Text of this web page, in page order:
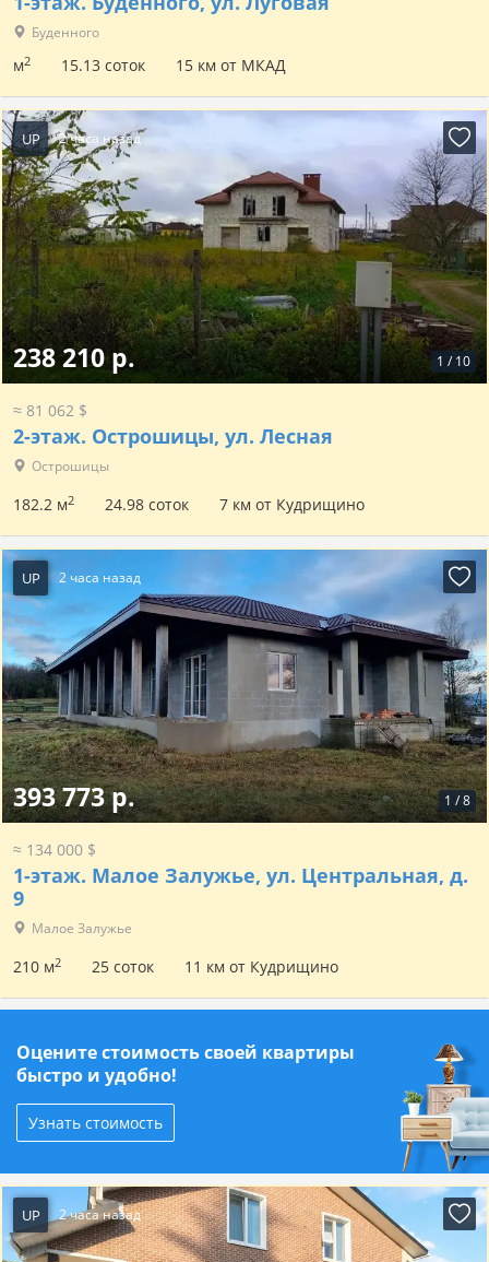
Буденного
м2 15.13 соток 15 км от МКАД
UP 2 часа назад
1 / 10
238 210 р.
≈ 81 062 $
2-этаж. Острошицы, ул. Лесная
Острошицы
182.2 м2 24.98 соток 7 км от Кудрищино
UP 2 часа назад
1 /8
393 773 р.
≈ 134 000 $
1-этаж. Малое Залужье, ул. Центральная, д.
9
Малое Залужье
210 м2 25 соток 11 км от Кудрищино
Оцените стоимость своей квартиры
быстро и удобно!
Узнать стоимость
UP 2 часа назад